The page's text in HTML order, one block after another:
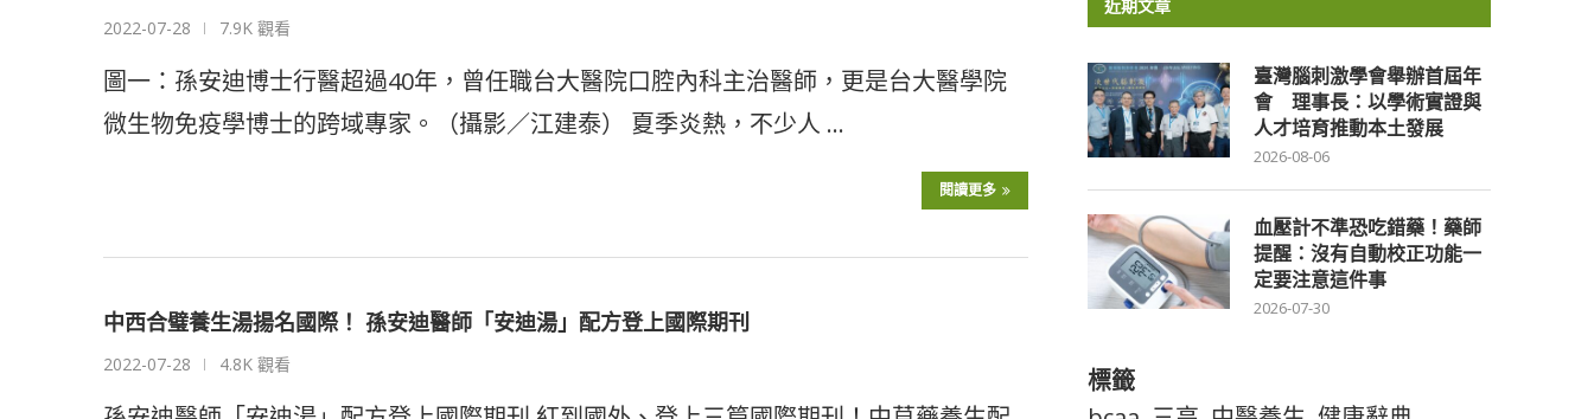
2022-07-28 7.9K 觀看
圖一：孫安迪博士行醫超過40年，曾任職台大醫院口腔內科主治醫師，更是台大醫學院
微生物免疫學博士的跨域專家。（攝影／江建泰） 夏季炎熱，不少人 …
閱讀更多
中西合璧養生湯揚名國際！ 孫安迪醫師「安迪湯」配方登上國際期刊
2022-07-28 4.8K 觀看
近期文章
臺灣腦刺激學會舉辦首屆年
會 理事長：以學術實證與
人才培育推動本土發展
2026-08-06
血壓計不準恐吃錯藥！藥師
提醒：沒有自動校正功能一
定要注意這件事
2026-07-30
標籤